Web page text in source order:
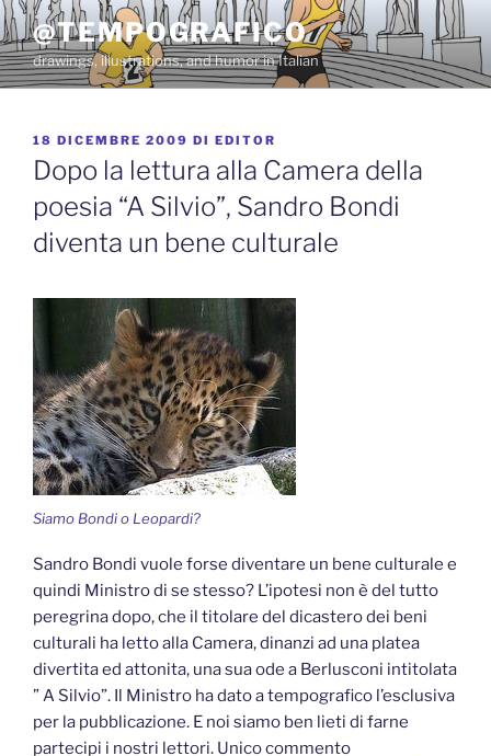
Salta
al
contenuto
@TEMPOGRAFICO
drawings, illustrations, and humor in Italian
PUBBLICATO
IL
18 DICEMBRE 2009 DI EDITOR
Dopo la lettura alla Camera della
poesia “A Silvio”, Sandro Bondi
diventa un bene culturale
Siamo Bondi o Leopardi?
Sandro Bondi vuole forse diventare un bene culturale e
quindi Ministro di se stesso? L’ipotesi non è del tutto
peregrina dopo, che il titolare del dicastero dei beni
culturali ha letto alla Camera, dinanzi ad una platea
divertita ed attonita, una sua ode a Berlusconi intitolata
” A Silvio”. Il Ministro ha dato a tempografico l’esclusiva
per la pubblicazione. E noi siamo ben lieti di farne
partecipi i nostri lettori. Unico commento